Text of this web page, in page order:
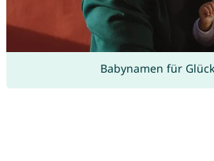
Babynamen für